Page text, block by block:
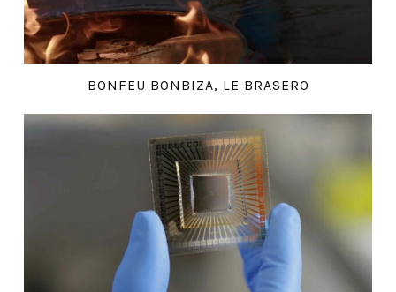
BONFEU BONBIZA, LE BRASERO